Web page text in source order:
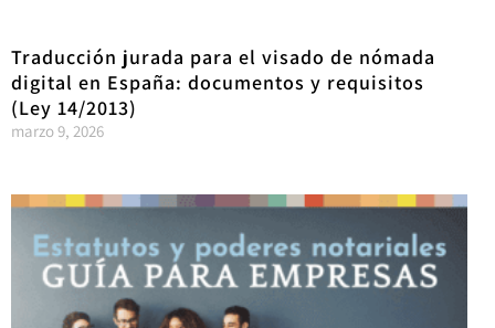
Traducción jurada para el visado de nómada
digital en España: documentos y requisitos
(Ley 14/2013)
marzo 9, 2026